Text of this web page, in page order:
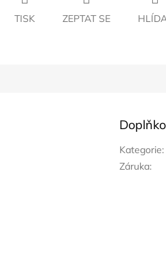
TISK ZEPTAT SE
Kategorie:
Záruka: